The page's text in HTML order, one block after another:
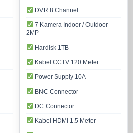
DVR 8 Channel
7 Kamera Indoor / Outdoor
2MP
Hardisk 1TB
Kabel CCTV 120 Meter
Power Supply 10A
BNC Connector
DC Connector
Kabel HDMI 1.5 Meter